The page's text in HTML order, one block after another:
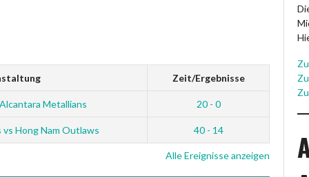
Zeit/Ergebnisse
Metallians 20 - 0
Hong Nam Outlaws 40 - 14
Alle Ereignisse anzeigen